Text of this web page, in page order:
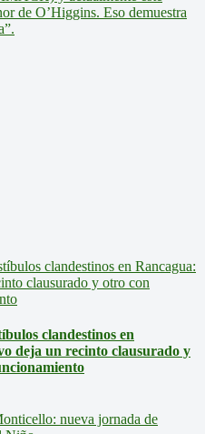
de O’Higgins. Eso demuestra
clandestinos en
deja un recinto clausurado y